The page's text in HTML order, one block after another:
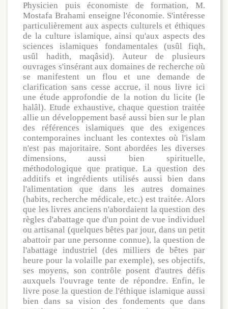
Physicien puis économiste de formation, M.
Mostafa Brahami enseigne l'économie. S'intéresse
particulièrement aux aspects culturels et éthiques
de la culture islamique, ainsi qu'aux aspects des
sciences islamiques fondamentales (usûl fiqh,
usûl hadith, maqâsid). Auteur de plusieurs
ouvrages s'insérant aux domaines de recherche où
se manifestent un flou et une demande de
clarification sans cesse accrue, il nous livre ici
une étude approfondie de la notion du licite (le
halâl). Etude exhaustive, chaque question traitée
allie un développement basé aussi bien sur le plan
des références islamiques que des exigences
contemporaines incluant les contextes où l'islam
n'est pas majoritaire. Sont abordées les diverses
dimensions, aussi bien spirituelle,
méthodologique que pratique. La question des
additifs et ingrédients utilisés aussi bien dans
l'alimentation que dans les autres domaines
(habits, recherche médicale, etc.) est traitée. Alors
que les livres anciens n'abordaient la question des
règles d'abattage que d'un point de vue individuel
ou artisanal (quelques bêtes par jour, dans un petit
abattoir par une personne connue), la question de
l'abattage industriel (des milliers de bêtes par
heure pour la volaille par exemple), ses objectifs,
ses moyens, son contrôle posent d'autres défis
auxquels l'ouvrage tente de répondre. Enfin, le
livre pose la question de l'éthique islamique aussi
bien dans sa vision des fondements que dans